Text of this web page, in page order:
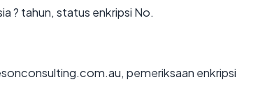
? tahun, status enkripsi No.
pemeriksaan enkripsi